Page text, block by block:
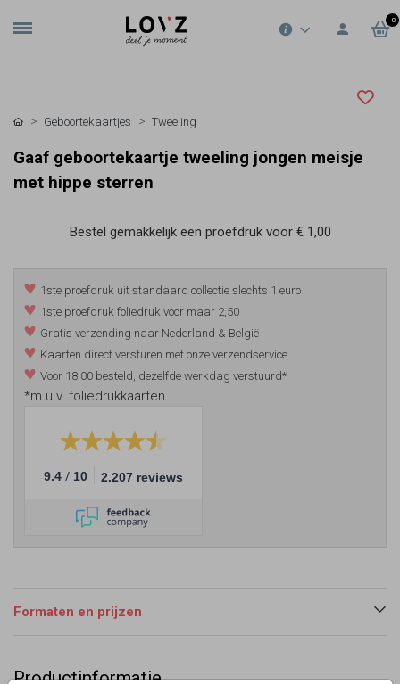
0
Geboortekaartjes Tweeling
Gaaf geboortekaartje tweeling jongen meisje
met hippe sterren
Bestel gemakkelijk een proefdruk voor € 1,00
1ste proefdruk uit standaard collectie slechts 1 euro
1ste proefdruk foliedruk voor maar 2,50
Gratis verzending naar Nederland & België
Kaarten direct versturen met onze verzendservice
Voor 18:00 besteld, dezelfde werkdag verstuurd*
*m.u.v. foliedrukkaarten
9.4 / 10 2.207 reviews
Formaten en prijzen
Productinformatie